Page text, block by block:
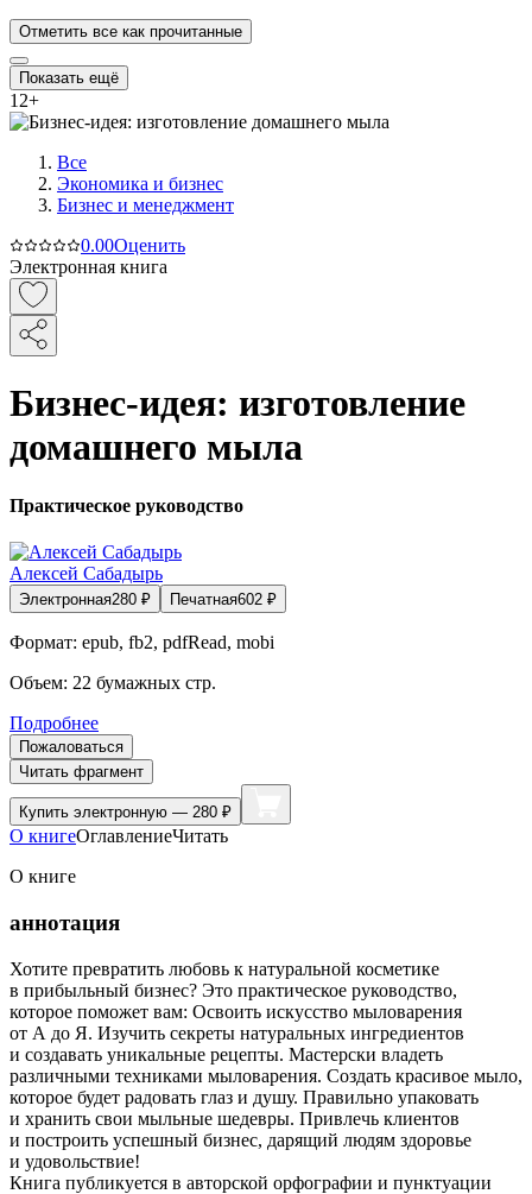
Отметить все как прочитанные
Показать ещё
12+
Все
Экономика и бизнес
Бизнес и менеджмент
0.00Оценить
Электронная книга
Бизнес-идея: изготовление
домашнего мыла
Практическое руководство
Алексей Сабадырь
Электронная280 ₽ Печатная602 ₽
Формат: epub, fb2, pdfRead, mobi
Объем: 22 бумажных стр.
Подробнее
Пожаловаться
Читать фрагмент
Купить электронную — 280 ₽
О книгеОглавлениеЧитать
О книге
аннотация
Хотите превратить любовь к натуральной косметике
в прибыльный бизнес? Это практическое руководство,
которое поможет вам: Освоить искусство мыловарения
от А до Я. Изучить секреты натуральных ингредиентов
и создавать уникальные рецепты. Мастерски владеть
различными техниками мыловарения. Создать красивое мыло,
которое будет радовать глаз и душу. Правильно упаковать
и хранить свои мыльные шедевры. Привлечь клиентов
и построить успешный бизнес, дарящий людям здоровье
и удовольствие!
Книга публикуется в авторской орфографии и пунктуации